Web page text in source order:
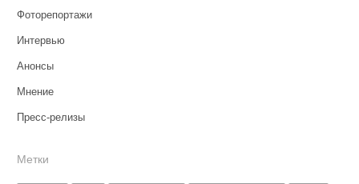
Фоторепортажи
Интервью
Анонсы
Мнение
Пресс-релизы
Метки